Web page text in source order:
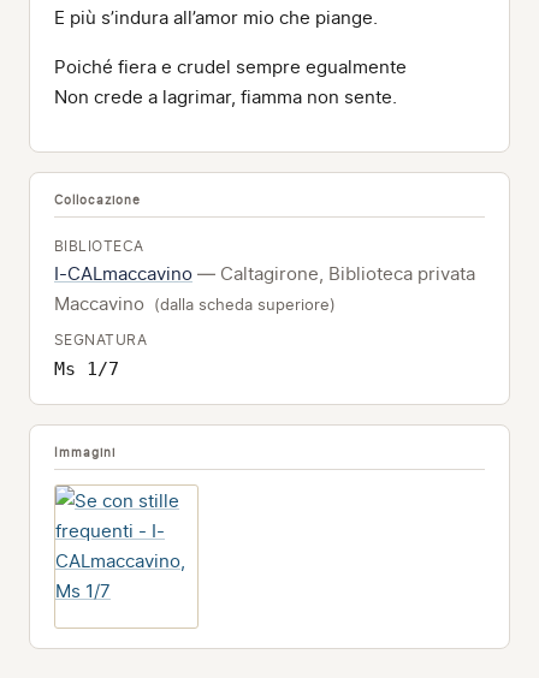
E più s’indura all’amor mio che piange.
Poiché fiera e crudel sempre egualmente
Non crede a lagrimar, fiamma non sente.
Collocazione
BIBLIOTECA
I-CALmaccavino — Caltagirone, Biblioteca privata
Maccavino
(dalla scheda superiore)
SEGNATURA
Ms 1/7
Immagini